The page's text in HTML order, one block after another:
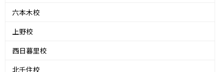
六本木校
上野校
西日暮里校
北千住校